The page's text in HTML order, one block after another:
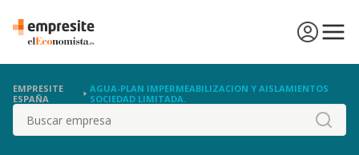
EMPRESITE
ESPAÑA
AGUA-PLAN IMPERMEABILIZACION Y AISLAMIENTOS
SOCIEDAD LIMITADA.
Buscar